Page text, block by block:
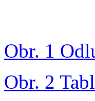
Obr. 1
Obr. 2